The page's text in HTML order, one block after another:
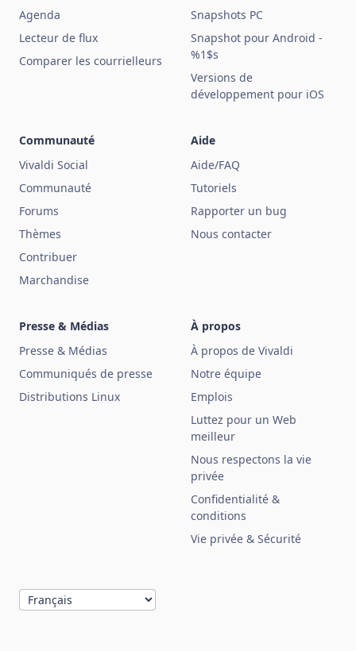
Agenda
Lecteur de flux
Comparer les courrielleurs
Snapshots PC
Snapshot pour Android -
%1$s
Versions de
développement pour iOS
Communauté
Vivaldi Social
Communauté
Forums
Thèmes
Contribuer
Marchandise
Aide
Aide/FAQ
Tutoriels
Rapporter un bug
Nous contacter
Presse & Médias
Presse & Médias
Communiqués de presse
Distributions Linux
À propos
À propos de Vivaldi
Notre équipe
Emplois
Luttez pour un Web
meilleur
Nous respectons la vie
privée
Confidentialité &
conditions
Vie privée & Sécurité